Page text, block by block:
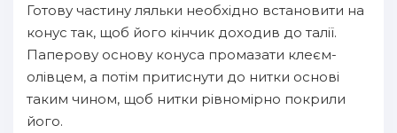
Готову частину ляльки необхідно встановити на
конус так, щоб його кінчик доходив до талії.
Паперову основу конуса промазати клеєм-
олівцем, а потім притиснути до нитки основі
таким чином, щоб нитки рівномірно покрили
його.